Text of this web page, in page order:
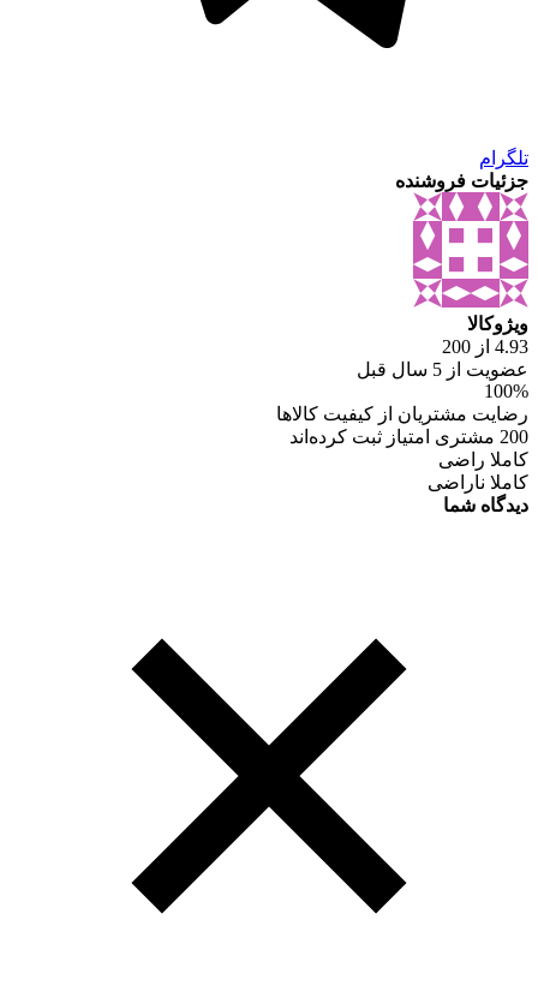
تلگرام
جزئیات فروشنده
ویژوکالا
4.93 از 200
عضویت از 5 سال قبل
100%
رضایت مشتریان از کیفیت کالاها
200 مشتری امتیاز ثبت کرده‌اند
کاملا راضی
کاملا ناراضی
دیدگاه شما